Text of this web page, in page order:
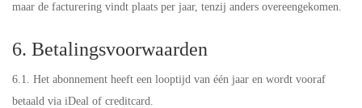
maar de facturering vindt plaats per jaar, tenzij anders overeengekomen.
6. Betalingsvoorwaarden
6.1. Het abonnement heeft een looptijd van één jaar en wordt vooraf
betaald via iDeal of creditcard.